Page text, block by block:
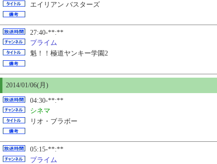
エイリアン バスターズ
27:40-**:**
プライム
魁！！極道ヤンキー学園2
2014/01/06(月)
04:30-**:**
シネマ
リオ・ブラボー
05:15-**:**
プライム